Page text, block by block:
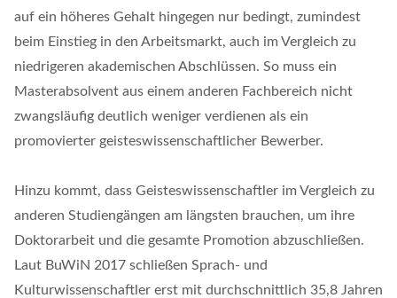
auf ein höheres Gehalt hingegen nur bedingt, zumindest
beim Einstieg in den Arbeitsmarkt, auch im Vergleich zu
niedrigeren akademischen Abschlüssen. So muss ein
Masterabsolvent aus einem anderen Fachbereich nicht
zwangsläufig deutlich weniger verdienen als ein
promovierter geisteswissenschaftlicher Bewerber.
Hinzu kommt, dass Geisteswissenschaftler im Vergleich zu
anderen Studiengängen am längsten brauchen, um ihre
Doktorarbeit und die gesamte Promotion abzuschließen.
Laut BuWiN 2017 schließen Sprach- und
Kulturwissenschaftler erst mit durchschnittlich 35,8 Jahren